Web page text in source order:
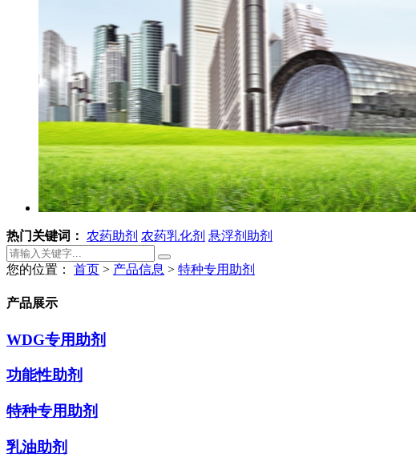
热门关键词： 农药助剂 农药乳化剂 悬浮剂助剂
您的位置： 首页 > 产品信息 > 特种专用助剂
产品展示
WDG专用助剂
功能性助剂
特种专用助剂
乳油助剂